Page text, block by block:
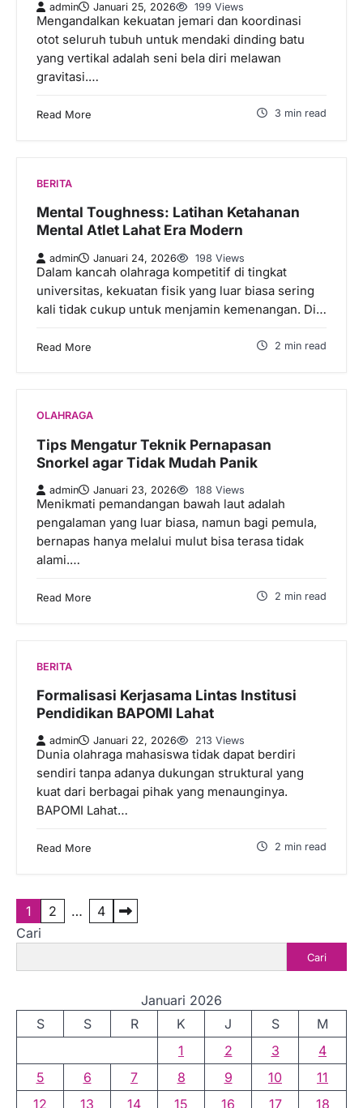
admin Januari 25, 2026 199 Views
Mengandalkan kekuatan jemari dan koordinasi
otot seluruh tubuh untuk mendaki dinding batu
yang vertikal adalah seni bela diri melawan
gravitasi.…
Read More 3 min read
BERITA
Mental Toughness: Latihan Ketahanan
Mental Atlet Lahat Era Modern
admin Januari 24, 2026 198 Views
Dalam kancah olahraga kompetitif di tingkat
universitas, kekuatan fisik yang luar biasa sering
kali tidak cukup untuk menjamin kemenangan. Di…
Read More 2 min read
OLAHRAGA
Tips Mengatur Teknik Pernapasan
Snorkel agar Tidak Mudah Panik
admin Januari 23, 2026 188 Views
Menikmati pemandangan bawah laut adalah
pengalaman yang luar biasa, namun bagi pemula,
bernapas hanya melalui mulut bisa terasa tidak
alami.…
Read More 2 min read
BERITA
Formalisasi Kerjasama Lintas Institusi
Pendidikan BAPOMI Lahat
admin Januari 22, 2026 213 Views
Dunia olahraga mahasiswa tidak dapat berdiri
sendiri tanpa adanya dukungan struktural yang
kuat dari berbagai pihak yang menaunginya.
BAPOMI Lahat…
Read More 2 min read
a
n
a
s
i
1 2 …
4
Cari
Cari
Januari 2026
S
S R K J S
M
1
2 3
4
5
6 7 8 9 10
11
12
13 14 15 16 17 18